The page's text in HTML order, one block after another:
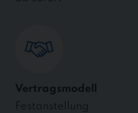
Vertragsmodell
Festanstellung